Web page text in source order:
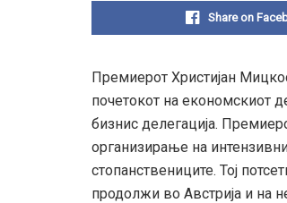
Share on
Премиерот Христијан
почетокот на економскиот
бизнис делегација.
организирање на
стопанствениците. Тој
продолжи во Австрија и на